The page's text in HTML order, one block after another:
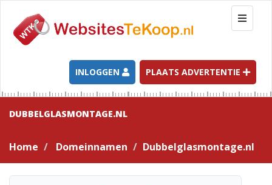
T
o
g
l
e
n
g
a
t
INLOGGEN PLAATS ADVERTENTIE
DUBBELGLASMONTAGE.NL
Home Domeinnamen Dubbelglasmontage.nl